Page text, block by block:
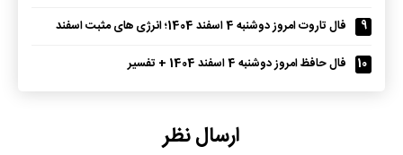
9
فال تاروت امروز دوشنبه 4 اسفند 1404؛ انرژی های مثبت اسفند
10
فال حافظ امروز دوشنبه 4 اسفند 1404 + تفسیر
ارسال نظر